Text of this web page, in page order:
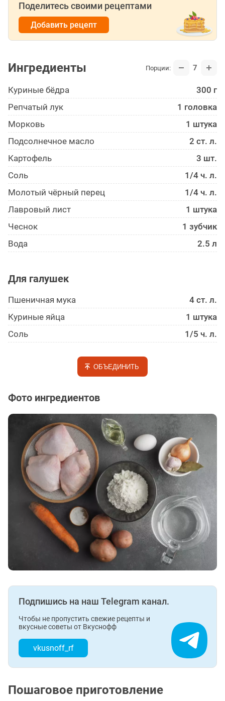
Поделитесь своими рецептами
Добавить рецепт
Ингредиенты Порции: 7
Куриные бёдра
300 г
Репчатый лук
1 головка
Морковь
1 штука
Подсолнечное масло
2 ст. л.
Картофель
3 шт.
Соль
1/4 ч. л.
Молотый чёрный перец
1/4 ч. л.
Лавровый лист
1 штука
Чеснок
1 зубчик
Вода
2.5 л
Для галушек
Пшеничная мука
4 ст. л.
Куриные яйца
1 штука
Соль
1/5 ч. л.
ОБЪЕДИНИТЬ
Фото ингредиентов
Подпишись на наш Telegram канал.
Чтобы не пропустить свежие рецепты и
вкусные советы от Вкуснофф
vkusnoff_rf
Пошаговое приготовление